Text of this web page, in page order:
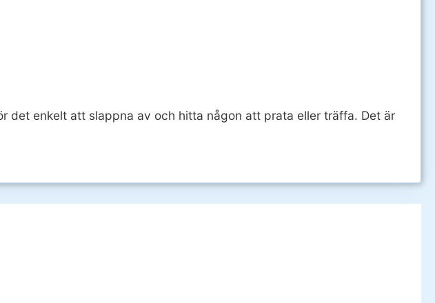
det enkelt att slappna av och hitta någon att prata eller träffa. Det är